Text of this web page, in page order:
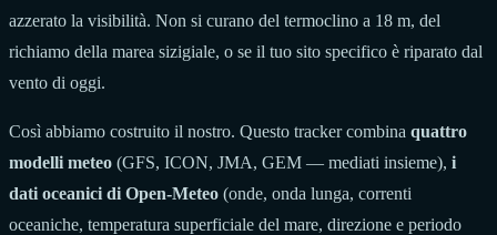
azzerato la visibilità. Non si curano del termoclino a 18 m, del
richiamo della marea sizigiale, o se il tuo sito specifico è riparato dal
vento di oggi.
Così abbiamo costruito il nostro. Questo tracker combina quattro
modelli meteo (GFS, ICON, JMA, GEM — mediati insieme), i
dati oceanici di Open-Meteo (onde, onda lunga, correnti
oceaniche, temperatura superficiale del mare, direzione e periodo